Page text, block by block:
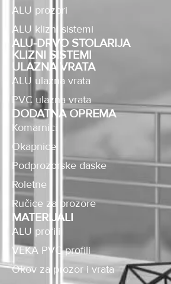
ALU prozori
ALU klizni sistemi
ALU-DRVO STOLARIJA
KLIZNI SISTEMI
ULAZNA VRATA
ALU ulazna vrata
PVC ulazna vrata
DODATNA OPREMA
Komarnici
Okapnice
Podprozorske daske
Roletne
Ručice za prozore
MATERIJALI
ALU profili
VEKA PVC profili
Okov za prozor i vrata